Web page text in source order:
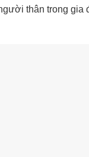
thân trong gia